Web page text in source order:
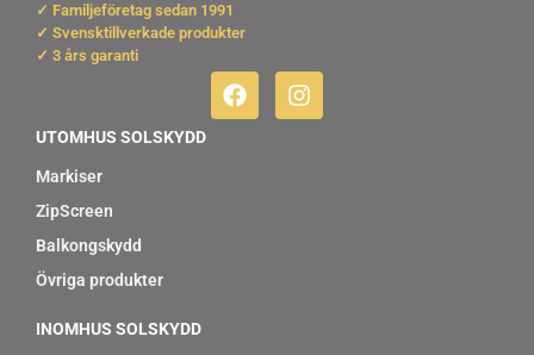
✓ Familjeföretag sedan 1991
✓ Svensktillverkade produkter
✓ 3 års garanti
F
a
I
n
UTOMHUS SOLSKYDD
Markiser
ZipScreen
Balkongskydd
Övriga produkter
INOMHUS SOLSKYDD